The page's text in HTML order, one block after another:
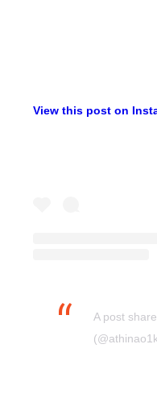
View this post on
A post